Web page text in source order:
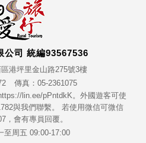
公司 統編93567536
港坪里金山路275號3樓
傳真：05-2361075
lin.ee/pPntdkK。外國遊客可使
與我們聯繫。 若使用微信可微信
，會有專員回覆。
至周五 09:00-17:00